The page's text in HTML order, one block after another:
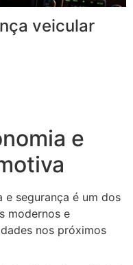
veicular
e
e segurança é um dos
modernos e
nos próximos